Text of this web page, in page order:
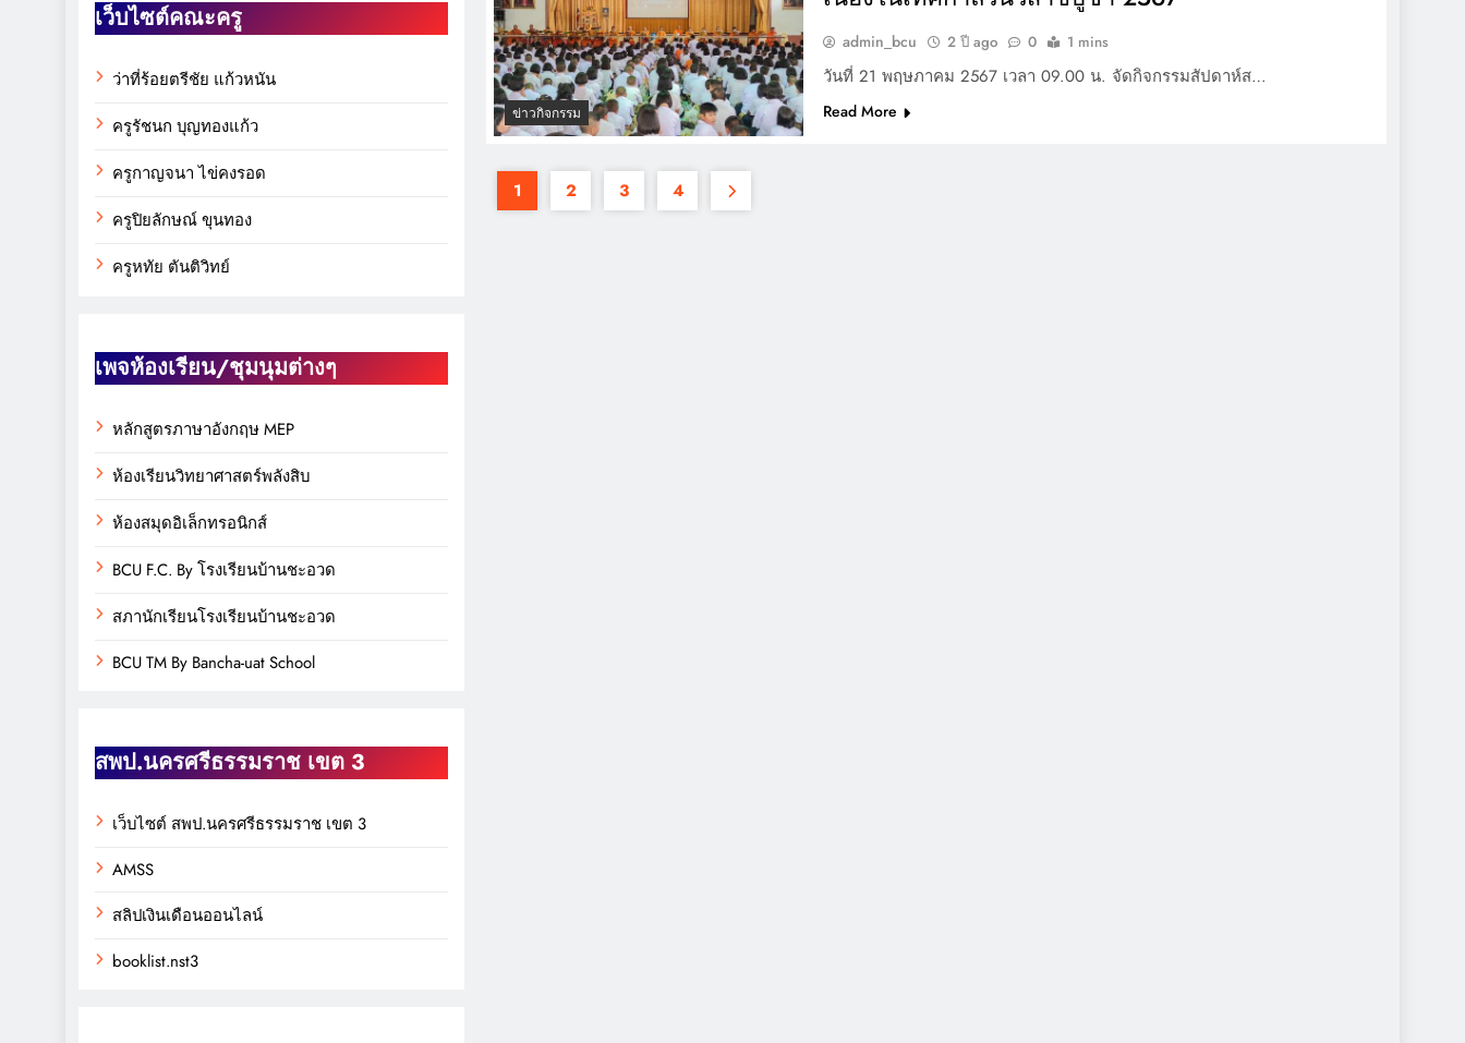
เว็บไซต์คณะครู
ว่าที่ร้อยตรีชัย แก้วหนัน
ครูรัชนก บุญทองแก้ว
ครูกาญจนา ไข่คงรอด
ครูปิยลักษณ์ ขุนทอง
ครูหทัย ตันติวิทย์
เพจห้องเรียน/ชุมนุมต่างๆ
หลักสูตรภาษาอังกฤษ MEP
ห้องเรียนวิทยาศาสตร์พลังสิบ
ห้องสมุดอิเล็กทรอนิกส์
BCU F.C. By โรงเรียนบ้านชะอวด
สภานักเรียนโรงเรียนบ้านชะอวด
BCU TM By Bancha-uat School
สพป.นครศรีธรรมราช เขต 3
เว็บไซต์ สพป.นครศรีธรรมราช เขต 3
AMSS
สลิปเงินเดือนออนไลน์
booklist.nst3
ข่าวกิจกรรม
admin_bcu 2 ปี ago 0 1 mins
วันที่ 21 พฤษภาคม 2567 เวลา 09.00 น. จัดกิจกรรมสัปดาห์ส…
Read More
1 2 3 4